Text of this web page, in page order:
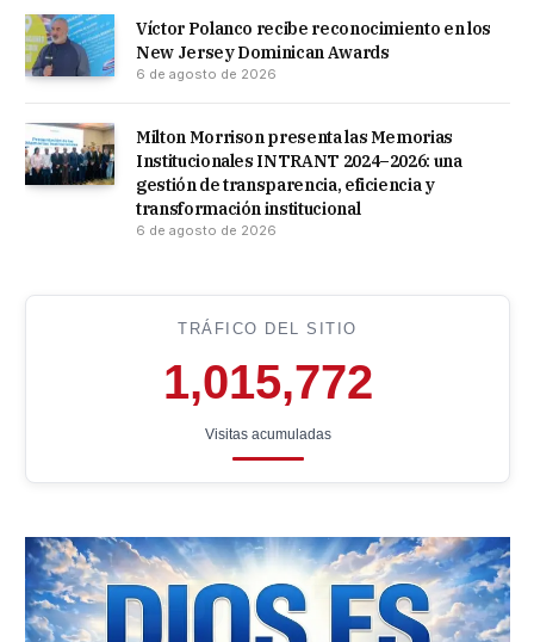
Víctor Polanco recibe reconocimiento en los
New Jersey Dominican Awards
6 de agosto de 2026
Milton Morrison presenta las Memorias
Institucionales INTRANT 2024–2026: una
gestión de transparencia, eficiencia y
transformación institucional
6 de agosto de 2026
TRÁFICO DEL SITIO
1,015,772
Visitas acumuladas